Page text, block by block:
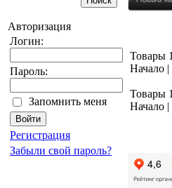
Авторизация
Логин:
Пароль:
Запомнить меня
Регистрация
Забыли свой пароль?
Товары
Начало
Товары
Начало